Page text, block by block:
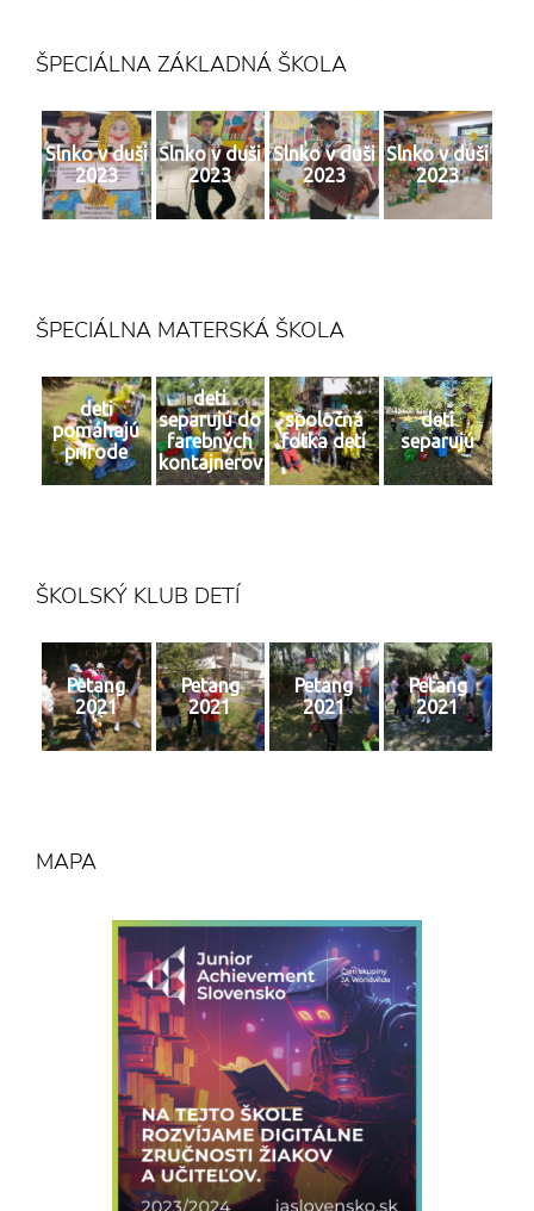
ŠPECIÁLNA ZÁKLADNÁ ŠKOLA
Slnko v duši
2023
Slnko v duši
2023
Slnko v duši
2023
Slnko v duši
2023
ŠPECIÁLNA MATERSKÁ ŠKOLA
deti
pomáhajú
prírode
deti
separujú do
farebných
kontajnerov
spoločná
fotka detí
deti
separujú
ŠKOLSKÝ KLUB DETÍ
Petang
2021
Petang
2021
Petang
2021
Petang
2021
MAPA